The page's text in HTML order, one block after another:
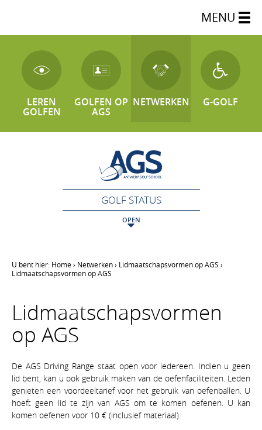
MENU
LEREN
GOLFEN
GOLFEN OP
AGS
NETWERKEN G-GOLF
GOLF STATUS
OPEN
U bent hier: Home› Netwerken› Lidmaatschapsvormen op AGS ›
Lidmaatschapsvormen op AGS
Lidmaatschapsvormen
op AGS
De AGS Driving Range staat open voor iedereen. Indien u geen
lid bent, kan u ook gebruik maken van de oefenfaciliteiten. Leden
genieten een voordeeltarief voor het gebruik van oefenballen. U
hoeft geen lid te zijn van AGS om te komen oefenen. U kan
komen oefenen voor 10 € (inclusief materiaal).